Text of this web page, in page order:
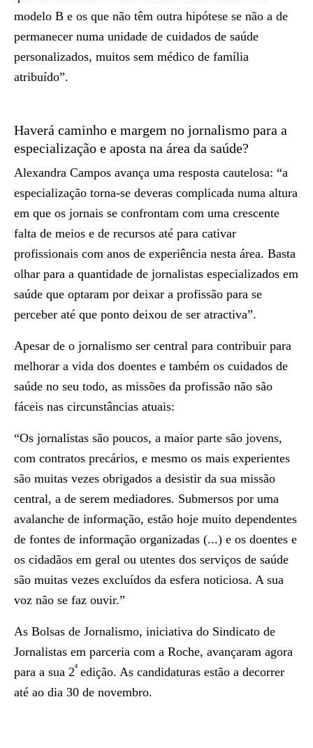
modelo B e os que não têm outra hipótese se não a de
permanecer numa unidade de cuidados de saúde
personalizados, muitos sem médico de família
atribuído”.
Haverá caminho e margem no jornalismo para a
especialização e aposta na área da saúde?
Alexandra Campos avança uma resposta cautelosa: “a
especialização torna-se deveras complicada numa altura
em que os jornais se confrontam com uma crescente
falta de meios e de recursos até para cativar
profissionais com anos de experiência nesta área. Basta
olhar para a quantidade de jornalistas especializados em
saúde que optaram por deixar a profissão para se
perceber até que ponto deixou de ser atractiva”.
Apesar de o jornalismo ser central para contribuir para
melhorar a vida dos doentes e também os cuidados de
saúde no seu todo, as missões da profissão não são
fáceis nas circunstâncias atuais:
“Os jornalistas são poucos, a maior parte são jovens,
com contratos precários, e mesmo os mais experientes
são muitas vezes obrigados a desistir da sua missão
central, a de serem mediadores. Submersos por uma
avalanche de informação, estão hoje muito dependentes
de fontes de informação organizadas (...) e os doentes e
os cidadãos em geral ou utentes dos serviços de saúde
são muitas vezes excluídos da esfera noticiosa. A sua
voz não se faz ouvir.”
As Bolsas de Jornalismo, iniciativa do Sindicato de
Jornalistas em parceria com a Roche, avançaram agora
para a sua 2ª edição. As candidaturas estão a decorrer
até ao dia 30 de novembro.